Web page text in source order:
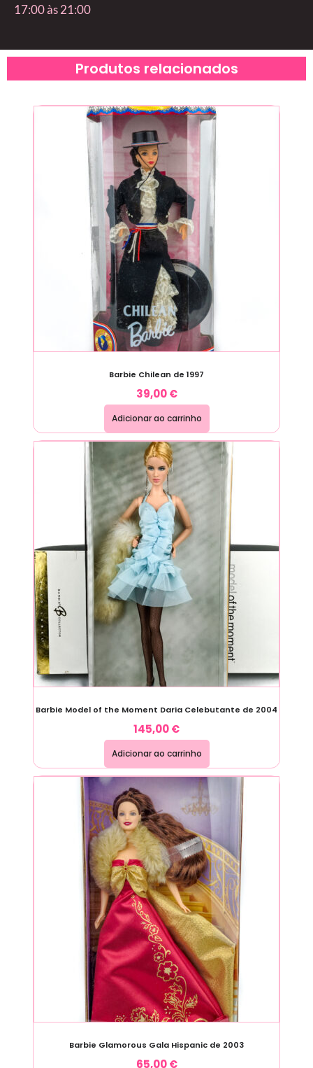
17:00 às 21:00
Produtos relacionados
Barbie Chilean de 1997
39,00€
Adicionar ao carrinho
Barbie Model of the Moment Daria Celebutante de 2004
145,00€
Adicionar ao carrinho
Barbie Glamorous Gala Hispanic de 2003
65,00€